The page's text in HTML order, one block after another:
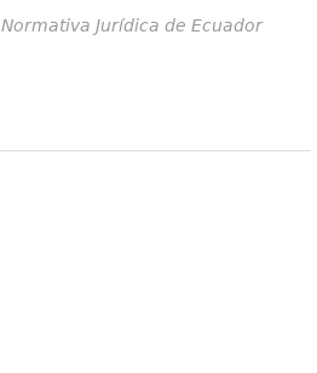
Normativa Jurídica de Ecuador